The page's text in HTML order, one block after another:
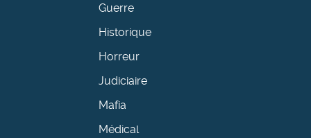
Guerre
Historique
Horreur
Judiciaire
Mafia
Médical